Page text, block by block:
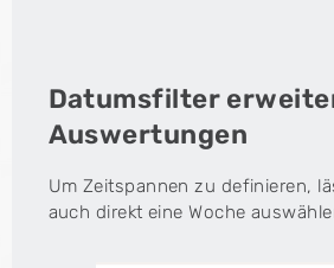
Datumsfilter
Auswertungen
Um Zeitspannen zu definieren,
auch direkt eine Woche